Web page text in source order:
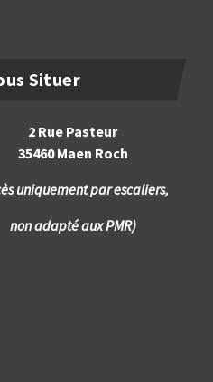
Situer
2 Rue Pasteur
35460 Maen Roch
uniquement par escaliers,
non adapté aux PMR)